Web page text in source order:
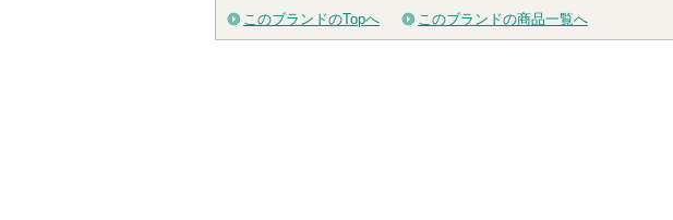
このブランドのTopへ このブランドの商品一覧へ